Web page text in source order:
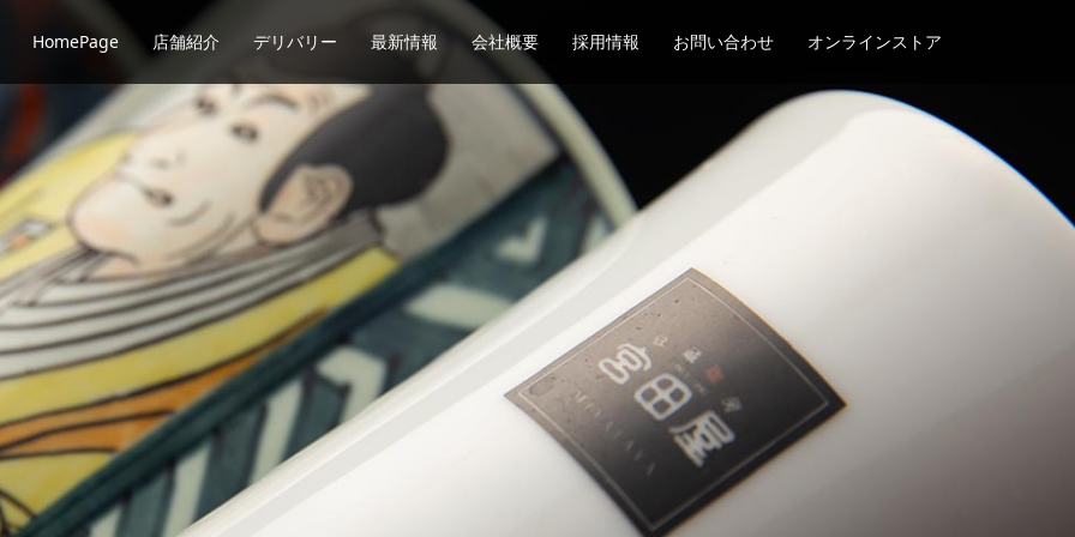
HomePage 店舗紹介 デリバリー 最新情報 会社概要 採用情報 お問い合わせ オンラインストア